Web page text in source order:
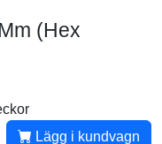
(Hex
Lägg i kundvagn